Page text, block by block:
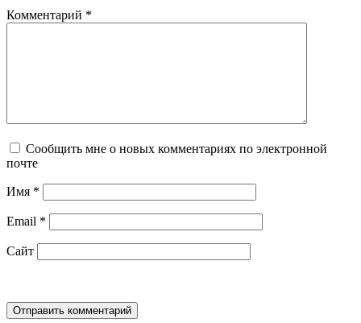
Комментарий *
Сообщить мне о новых комментариях по электронной
почте
Имя *
Email *
Сайт